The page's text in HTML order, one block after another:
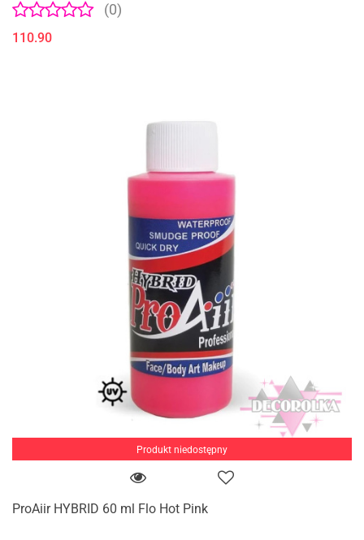
(0)
110.90
Produkt niedostępny
ProAiir HYBRID 60 ml Flo Hot Pink